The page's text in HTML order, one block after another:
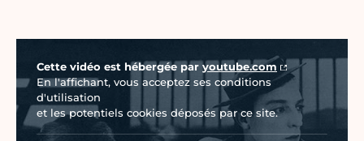
Cette vidéo est hébergée par youtube.com
En l'affichant, vous acceptez ses conditions
d'utilisation
et les potentiels cookies déposés par ce site.